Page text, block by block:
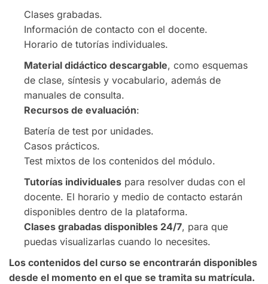
Clases grabadas.
Información de contacto con el docente.
Horario de tutorías individuales.
Material didáctico descargable, como esquemas
de clase, síntesis y vocabulario, además de
manuales de consulta.
Recursos de evaluación:
Batería de test por unidades.
Casos prácticos.
Test mixtos de los contenidos del módulo.
Tutorías individuales para resolver dudas con el
docente. El horario y medio de contacto estarán
disponibles dentro de la plataforma.
Clases grabadas disponibles 24/7, para que
puedas visualizarlas cuando lo necesites.
Los contenidos del curso se encontrarán disponibles
desde el momento en el que se tramita su matrícula.